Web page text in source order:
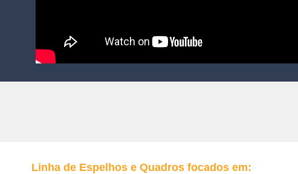
Linha de Espelhos e Quadros focados em: